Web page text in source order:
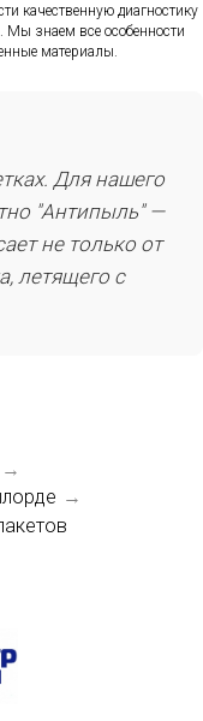
качественную диагностику
знаем все особенности
материалы.
Для нашего
"Антипыль" —
не только от
летящего с
→
→